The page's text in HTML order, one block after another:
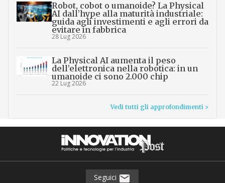
Robot, cobot o umanoide? La Physical
AI dall’hype alla maturità industriale:
guida agli investimenti e agli errori da
evitare in fabbrica
28 Lug 2026
La Physical AI aumenta il peso
dell’elettronica nella robotica: in un
umanoide ci sono 2.000 chip
22 Lug 2026
Vedi tutti gli approfondimenti >
Seguici